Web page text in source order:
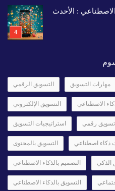
الاصطناعي : الأحدث
التسويق الرقمي مهارات التسويق
التسويق الإلكتروني الاصطناعي
استراتيجيات التسويق رقمي
التسويق بالمحتوى ذكاء اصطناعي
التصميم بالذكاء الاصطناعي الذكي
التسويق بالذكاء الاصطناعي